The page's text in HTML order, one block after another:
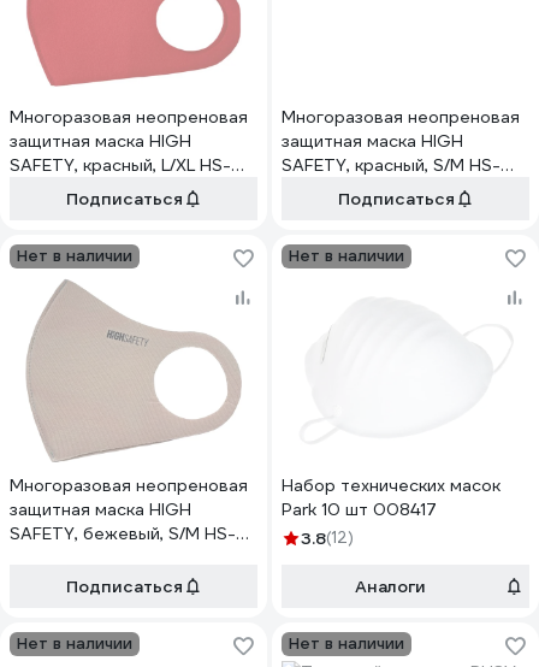
Многоразовая неопреновая
защитная маска HIGH
SAFETY, красный, L/XL HS-
M01-RE-LXL1Подписаться
Многоразовая неопреновая
защитная маска HIGH
SAFETY, красный, S/M HS-
M01-RE-SM1Подписаться
Нет в наличии
Многоразовая неопреновая
защитная маска HIGH
SAFETY, бежевый, S/M HS-
Подписаться
Нет в наличии
Набор технических масок
Park 10 шт 008417
3.8(12)
Аналоги
Нет в наличии Нет в наличии